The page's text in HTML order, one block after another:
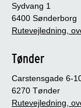
Sydvang 1
6400 Sønderborg
Rutevejledning,
Tønder
Carstensgade 6-
6270 Tønder
Rutevejledning,